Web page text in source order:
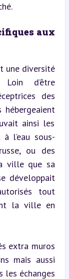
aux
une diversité
Loin d’être
des
ainsi les
l’eau sous-
ou des
ville que sa
développait
tout
la ville en
extra muros
mais aussi
les échanges